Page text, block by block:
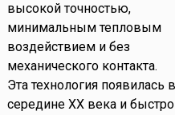
высокой точностью,
минимальным тепловым
воздействием и без
механического контакта.
Эта технология появилась в
середине XX века и быстро